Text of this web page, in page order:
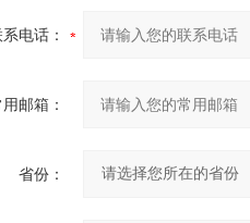
电话：
邮箱：
省份：